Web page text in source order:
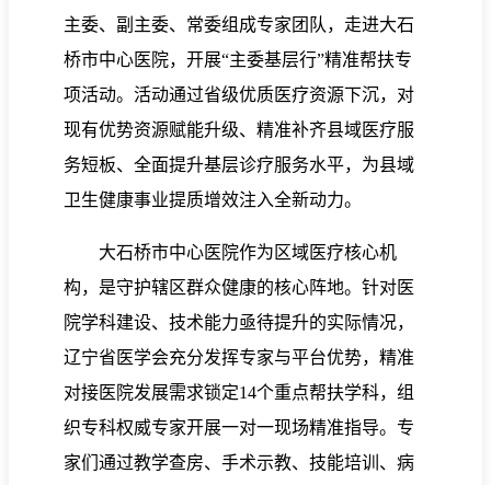
主委、副主委、常委组成专家团队，走进大石
桥市中心医院，开展“主委基层行”精准帮扶专
项活动。活动通过省级优质医疗资源下沉，对
现有优势资源赋能升级、精准补齐县域医疗服
务短板、全面提升基层诊疗服务水平，为县域
卫生健康事业提质增效注入全新动力。
大石桥市中心医院作为区域医疗核心机
构，是守护辖区群众健康的核心阵地。针对医
院学科建设、技术能力亟待提升的实际情况，
辽宁省医学会充分发挥专家与平台优势，精准
对接医院发展需求锁定14个重点帮扶学科，组
织专科权威专家开展一对一现场精准指导。专
家们通过教学查房、手术示教、技能培训、病